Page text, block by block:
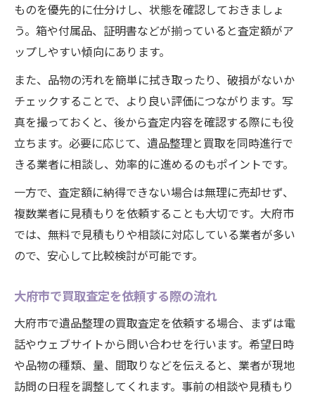
ものを優先的に仕分けし、状態を確認しておきましょ
う。箱や付属品、証明書などが揃っていると査定額がア
ップしやすい傾向にあります。
また、品物の汚れを簡単に拭き取ったり、破損がないか
チェックすることで、より良い評価につながります。写
真を撮っておくと、後から査定内容を確認する際にも役
立ちます。必要に応じて、遺品整理と買取を同時進行で
きる業者に相談し、効率的に進めるのもポイントです。
一方で、査定額に納得できない場合は無理に売却せず、
複数業者に見積もりを依頼することも大切です。大府市
では、無料で見積もりや相談に対応している業者が多い
ので、安心して比較検討が可能です。
大府市で買取査定を依頼する際の流れ
大府市で遺品整理の買取査定を依頼する場合、まずは電
話やウェブサイトから問い合わせを行います。希望日時
や品物の種類、量、間取りなどを伝えると、業者が現地
訪問の日程を調整してくれます。事前の相談や見積もり